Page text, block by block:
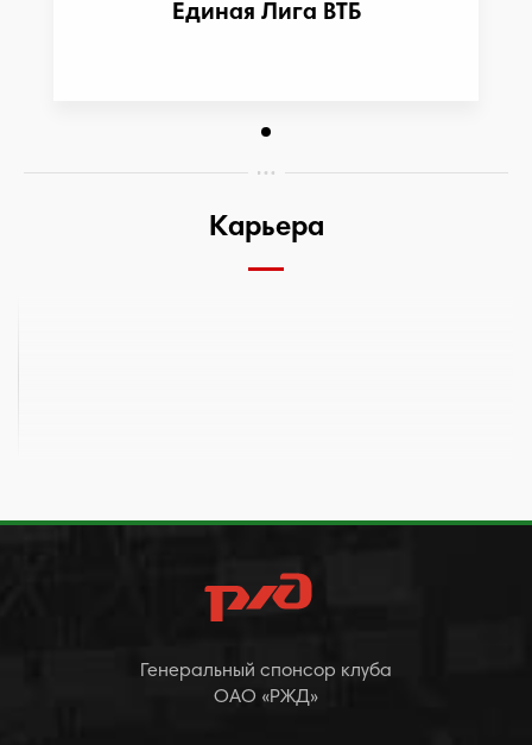
Единая Лига ВТБ
Карьера
Генеральный спонсор клуба
ОАО «РЖД»